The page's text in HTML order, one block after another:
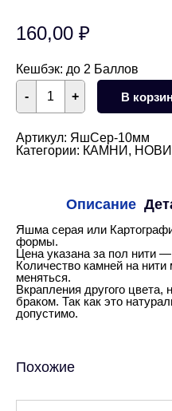
160,00 ₽
Кешбэк: до 2 Баллов
+
Количество
товара
Яшма
круглая
мм
1/2
нити
- В
Артикул: ЯшСер-10мм
Категории: КАМНИ ,
Описание
Яшма серая или
формы.
Цена указана за пол нити
Количество камней на
меняться.
Вкрапления другого цвета,
браком. Так как это
допустимо.
Похожие